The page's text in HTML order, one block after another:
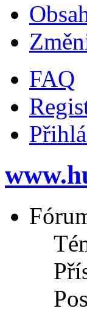
FAQ